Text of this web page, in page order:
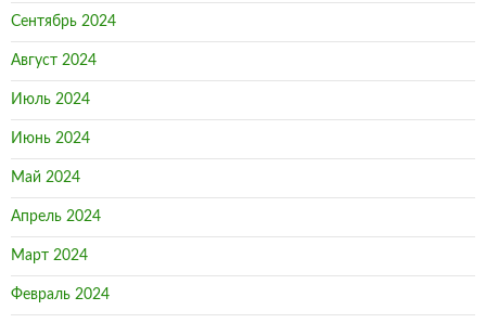
Сентябрь 2024
Август 2024
Июль 2024
Июнь 2024
Май 2024
Апрель 2024
Март 2024
Февраль 2024